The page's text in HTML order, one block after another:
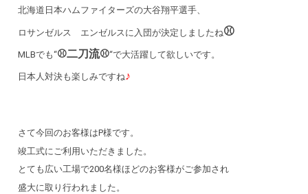
北海道日本ハムファイターズの大谷翔平選手、
ロサンゼルス エンゼルスに入団が決定しましたね⚾
MLBでも“⚾二刀流⚾“で大活躍して欲しいです。
日本人対決も楽しみですね♪
さて今回のお客様はP様です。
竣工式にご利用いただきました。
とても広い工場で200名様ほどのお客様がご参加され
盛大に取り行われました。